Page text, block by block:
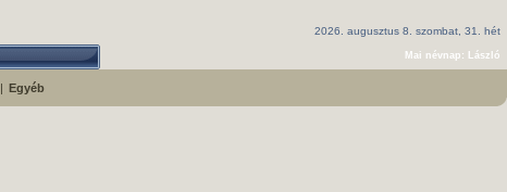
2026. augusztus 8. szombat, 31. hét
Mai névnap: László
| Egyéb